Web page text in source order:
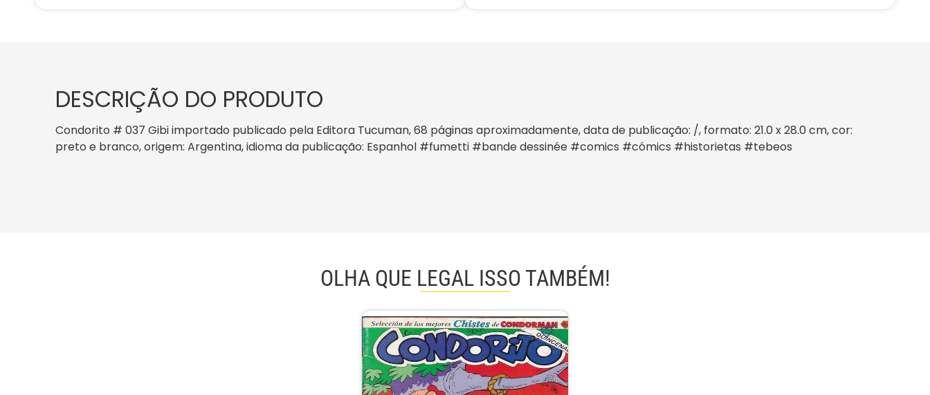
DESCRIÇÃO DO PRODUTO
Condorito # 037 Gibi importado publicado pela Editora Tucuman, 68 páginas aproximadamente, data de publicação: /, formato: 21.0 x 28.0 cm, cor:
preto e branco, origem: Argentina, idioma da publicação: Espanhol #fumetti #bande dessinée #comics #cómics #historietas #tebeos
OLHA QUE LEGAL ISSO TAMBÉM!